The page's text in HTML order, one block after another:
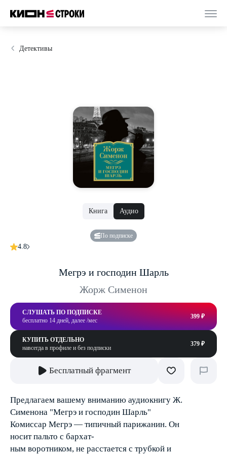
Детективы
Книга Аудио
По подписке
4.8
Мегрэ и господин Шарль
Жорж Сименон
СЛУШАТЬ ПО ПОДПИСКЕ
бесплатно 14 дней, далее /мес
399 ₽
КУПИТЬ ОТДЕЛЬНО
навсегда в профиле и без подписки
379 ₽
Бесплатный фрагмент
Предлагаем вашему вниманию аудиокнигу Ж.
Сименона "Мегрэ и господин Шарль"
Комиссар Мегрэ — типичный парижанин. Он
носит пальто с бархат-
ным воротником, не расстается с трубкой и